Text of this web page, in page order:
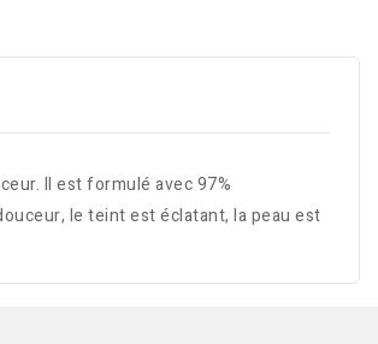
Il est formulé avec 97%
le teint est éclatant, la peau est